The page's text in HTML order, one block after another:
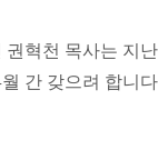
혁천 목사는 지
간 갖으려 합니